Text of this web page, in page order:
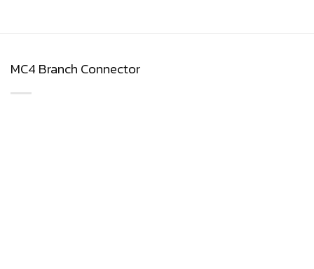
MC4 Branch Connector